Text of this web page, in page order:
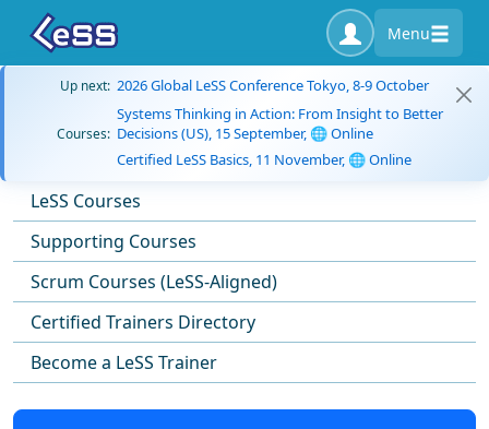
Menu
Up next: 2026 Global LeSS Conference Tokyo, 8-9 October
Courses:
Systems Thinking in Action: From Insight to Better
Decisions (US), 15 September, 🌐 Online
Certified LeSS Basics, 11 November, 🌐 Online
LeSS Courses
Supporting Courses
Scrum Courses (LeSS-Aligned)
Certified Trainers Directory
Become a LeSS Trainer